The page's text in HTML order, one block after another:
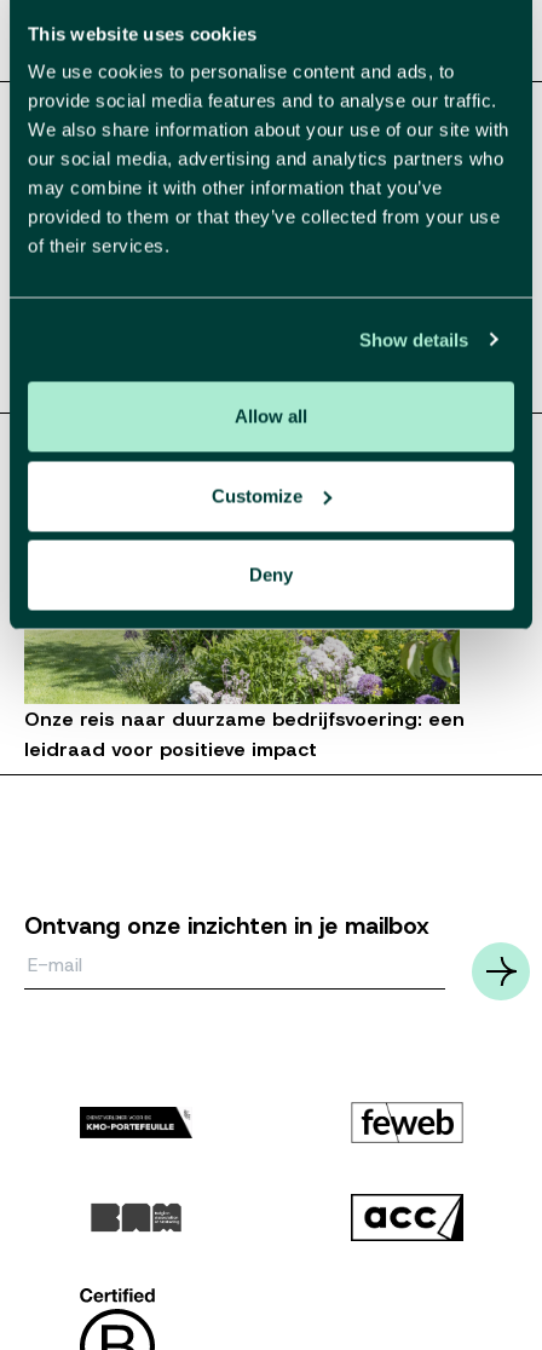
This website uses cookies
We use cookies to personalise content and ads, to
provide social media features and to analyse our traffic.
We also share information about your use of our site with
our social media, advertising and analytics partners who
may combine it with other information that you’ve
provided to them or that they’ve collected from your use
of their services.
Show details
Allow all
Customize
Deny
Comma haalt als eerste strategische
Comma, al 20 jaar straf strategisch
Onze reis naar duurzame bedrijfsvoering: een
leidraad voor positieve impact
Ontvang onze inzichten in je mailbox